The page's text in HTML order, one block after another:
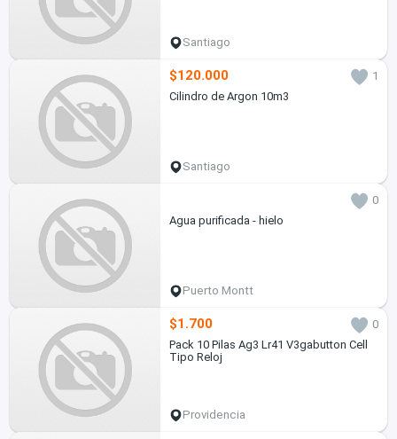
Santiago
$120.000
1
Cilindro de Argon 10m3
Santiago
0
Agua purificada - hielo
Puerto Montt
$1.700
0
Pack 10 Pilas Ag3 Lr41 V3gabutton Cell
Tipo Reloj
Providencia